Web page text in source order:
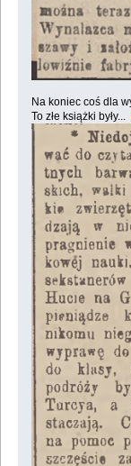
Na koniec coś dla
To złe książki były...